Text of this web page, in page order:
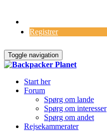
Registrer
Toggle navigation
Start her
Forum
Spørg om lande
Spørg om interesser
Spørg om andet
Rejsekammerater